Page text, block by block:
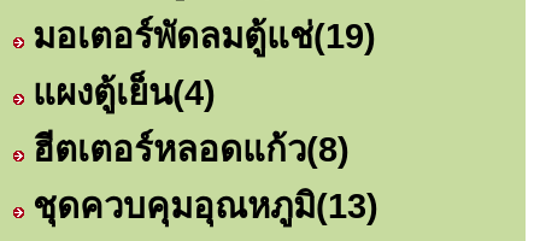
มอเตอร์พัดลมตู้แช่(19)
แผงตู้เย็น(4)
ฮีตเตอร์หลอดแก้ว(8)
ชุดควบคุมอุณหภูมิ(13)